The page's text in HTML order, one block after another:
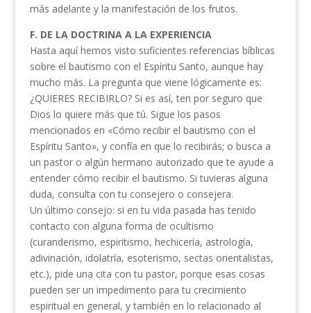
más adelante y la manifestación de los frutos.
F. DE LA DOCTRINA A LA EXPERIENCIA
Hasta aquí hemos visto suficientes referencias bíblicas
sobre el bautismo con el Espíritu Santo, aunque hay
mucho más. La pregunta que viene lógicamente es:
¿QUIERES RECIBIRLO? Si es así, ten por seguro que
Dios lo quiere más que tú. Sigue los pasos
mencionados en «Cómo recibir el bautismo con el
Espíritu Santo», y confía en que lo recibirás; o busca a
un pastor o algún hermano autorizado que te ayude a
entender cómo recibir el bautismo. Si tuvieras alguna
duda, consulta con tu consejero o consejera.
Un último consejo: si en tu vida pasada has tenido
contacto con alguna forma de ocultismo
(curanderismo, espiritismo, hechicería, astrología,
adivinación, idolatría, esoterismo, sectas orientalistas,
etc.), pide una cita con tu pastor, porque esas cosas
pueden ser un impedimento para tu crecimiento
espiritual en general, y también en lo relacionado al